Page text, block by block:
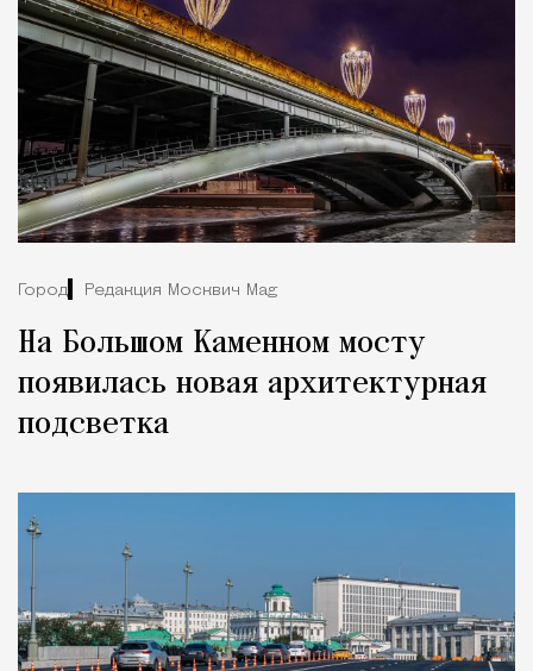
Город Редакция Москвич Mag
На Большом Каменном мосту
появилась новая архитектурная
подсветка